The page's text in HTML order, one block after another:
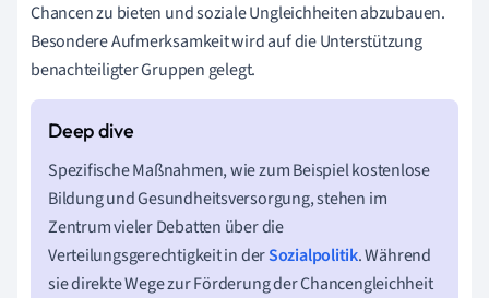
Chancen zu bieten und soziale Ungleichheiten abzubauen.
Besondere Aufmerksamkeit wird auf die Unterstützung
benachteiligter Gruppen gelegt.
Spezifische Maßnahmen, wie zum Beispiel kostenlose
Bildung und Gesundheitsversorgung, stehen im
Zentrum vieler Debatten über die
Verteilungsgerechtigkeit in derSozialpolitik. Während
sie direkte Wege zur Förderung der Chancengleichheit